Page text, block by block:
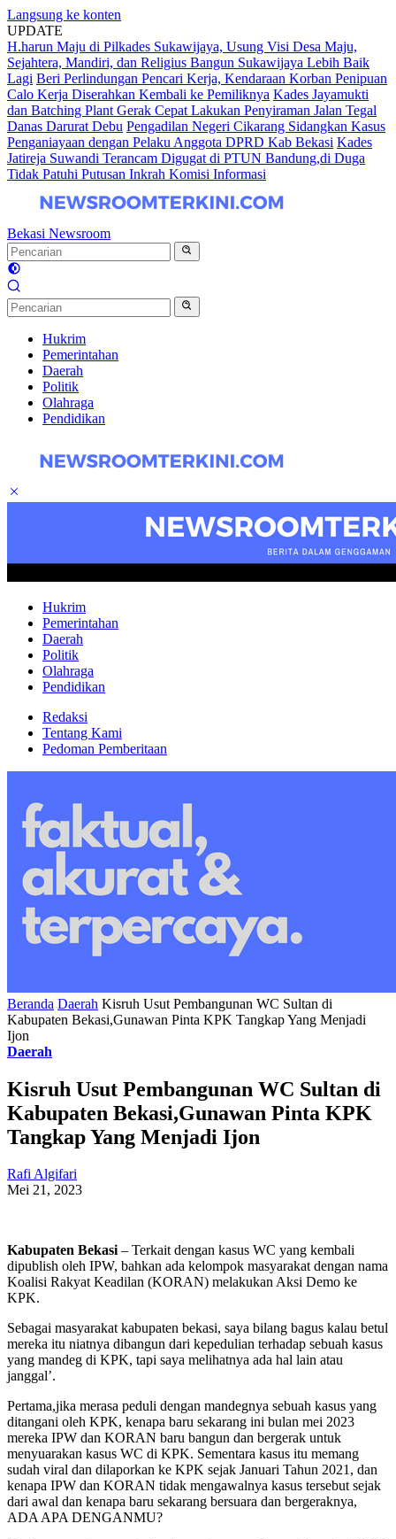
Langsung ke konten
UPDATE
H.harun Maju di Pilkades Sukawijaya, Usung Visi Desa Maju,
Sejahtera, Mandiri, dan Religius Bangun Sukawijaya Lebih Baik
Lagi Beri Perlindungan Pencari Kerja, Kendaraan Korban Penipuan
Calo Kerja Diserahkan Kembali ke Pemiliknya Kades Jayamukti
dan Batching Plant Gerak Cepat Lakukan Penyiraman Jalan Tegal
Danas Darurat Debu Pengadilan Negeri Cikarang Sidangkan Kasus
Penganiayaan dengan Pelaku Anggota DPRD Kab Bekasi Kades
Jatireja Suwandi Terancam Digugat di PTUN Bandung,di Duga
Tidak Patuhi Putusan Inkrah Komisi Informasi
Bekasi Newsroom
Hukrim
Pemerintahan
Daerah
Politik
Olahraga
Pendidikan
Hukrim
Pemerintahan
Daerah
Politik
Olahraga
Pendidikan
Redaksi
Tentang Kami
Pedoman Pemberitaan
Beranda Daerah Kisruh Usut Pembangunan WC Sultan di
Kabupaten Bekasi,Gunawan Pinta KPK Tangkap Yang Menjadi
Ijon
Daerah
Kisruh Usut Pembangunan WC Sultan di
Kabupaten Bekasi,Gunawan Pinta KPK
Tangkap Yang Menjadi Ijon
Rafi Algifari
Mei 21, 2023
Kabupaten Bekasi– Terkait dengan kasus WC yang kembali
dipublish oleh IPW, bahkan ada kelompok masyarakat dengan nama
Koalisi Rakyat Keadilan (KORAN) melakukan Aksi Demo ke
KPK.
Sebagai masyarakat kabupaten bekasi, saya bilang bagus kalau betul
mereka itu niatnya dibangun dari kepedulian terhadap sebuah kasus
yang mandeg di KPK, tapi saya melihatnya ada hal lain atau
janggal’.
Pertama,jika merasa peduli dengan mandegnya sebuah kasus yang
ditangani oleh KPK, kenapa baru sekarang ini bulan mei 2023
mereka IPW dan KORAN baru bangun dan bergerak untuk
menyuarakan kasus WC di KPK. Sementara kasus itu memang
sudah viral dan dilaporkan ke KPK sejak Januari Tahun 2021, dan
kenapa IPW dan KORAN tidak mengawalnya kasus tersebut sejak
dari awal dan kenapa baru sekarang bersuara dan bergeraknya,
ADA APA DENGANMU?